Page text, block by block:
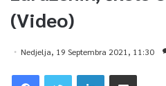
(Video)
Nedjelja, 19 Septembra 2021, 11:30